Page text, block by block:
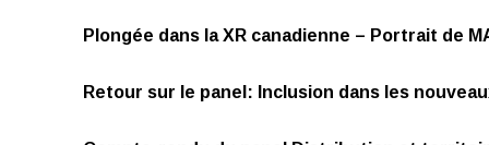
Plongée dans la XR canadienne – Portrait de
Retour sur le panel: Inclusion dans les